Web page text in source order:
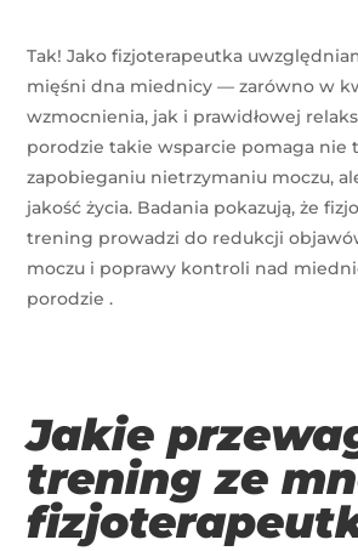
Tak! Jako fizjoterapeutka
mięśni dna miednicy — zarówno w
wzmocnienia, jak i prawidłowej
porodzie takie wsparcie pomaga nie
zapobieganiu nietrzymaniu moczu,
jakość życia. Badania pokazują, że
trening prowadzi do redukcji
moczu i poprawy kontroli nad
porodzie .
Jakie
trening ze